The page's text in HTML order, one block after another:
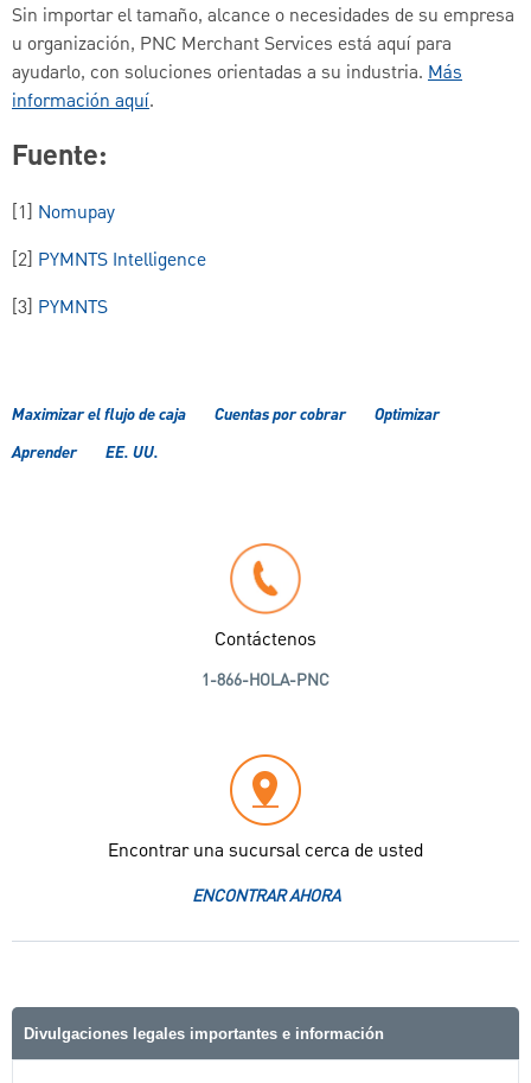
Sin importar el tamaño, alcance o necesidades de su empresa
u organización, PNC Merchant Services está aquí para
ayudarlo, con soluciones orientadas a su industria. Más
información aquí.
Fuente:
[1] Nomupay
[2] PYMNTS Intelligence
[3] PYMNTS
Maximizar el flujo de caja Cuentas por cobrar
Optimizar
Aprender
EE. UU.
Contáctenos
1-866-HOLA-PNC
Encontrar una sucursal cerca de usted
ENCONTRAR AHORA
Divulgaciones legales importantes e información